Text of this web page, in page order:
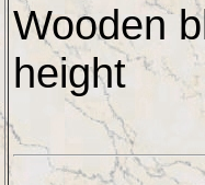
Wooden
height